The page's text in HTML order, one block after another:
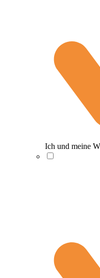
Ich und meine